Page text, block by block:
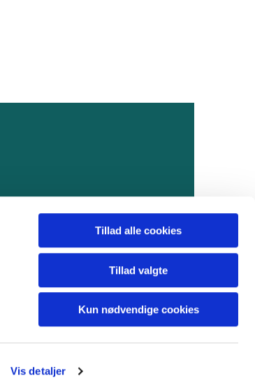
Vis detaljer
Tillad alle cookies
Tillad valgte
Kun nødvendige cookies